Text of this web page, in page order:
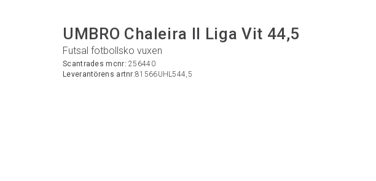
UMBRO Chaleira II Liga Vit 44,5
Futsal fotbollsko vuxen
Scantrades mcnr:256440
Leverantörens artnr:81566UHL544,5